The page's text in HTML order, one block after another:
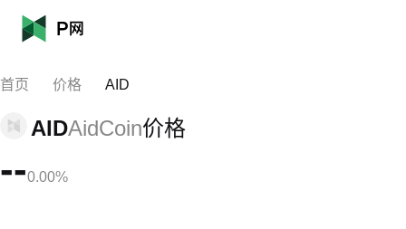
首页 价格 AID
AIDAidCoin价格
--0.00%